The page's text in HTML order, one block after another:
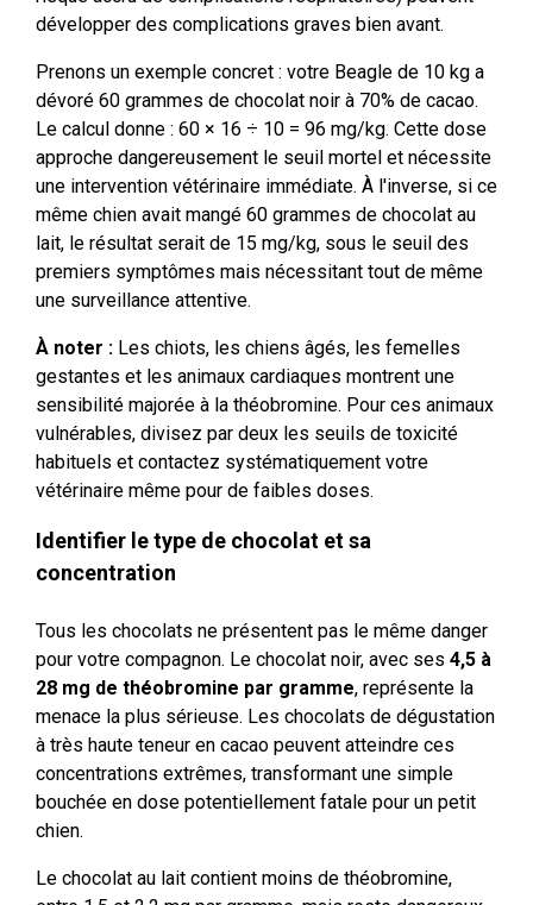
développer des complications graves bien avant.
Prenons un exemple concret : votre Beagle de 10 kg a
dévoré 60 grammes de chocolat noir à 70% de cacao.
Le calcul donne : 60 × 16 ÷ 10 = 96 mg/kg. Cette dose
approche dangereusement le seuil mortel et nécessite
une intervention vétérinaire immédiate. À l'inverse, si ce
même chien avait mangé 60 grammes de chocolat au
lait, le résultat serait de 15 mg/kg, sous le seuil des
premiers symptômes mais nécessitant tout de même
une surveillance attentive.
À noter :Les chiots, les chiens âgés, les femelles
gestantes et les animaux cardiaques montrent une
sensibilité majorée à la théobromine. Pour ces animaux
vulnérables, divisez par deux les seuils de toxicité
habituels et contactez systématiquement votre
vétérinaire même pour de faibles doses.
Identifier le type de chocolat et sa
concentration
Tous les chocolats ne présentent pas le même danger
pour votre compagnon. Le chocolat noir, avec ses 4,5 à
28 mg de théobromine par gramme, représente la
menace la plus sérieuse. Les chocolats de dégustation
à très haute teneur en cacao peuvent atteindre ces
concentrations extrêmes, transformant une simple
bouchée en dose potentiellement fatale pour un petit
chien.
Le chocolat au lait contient moins de théobromine,